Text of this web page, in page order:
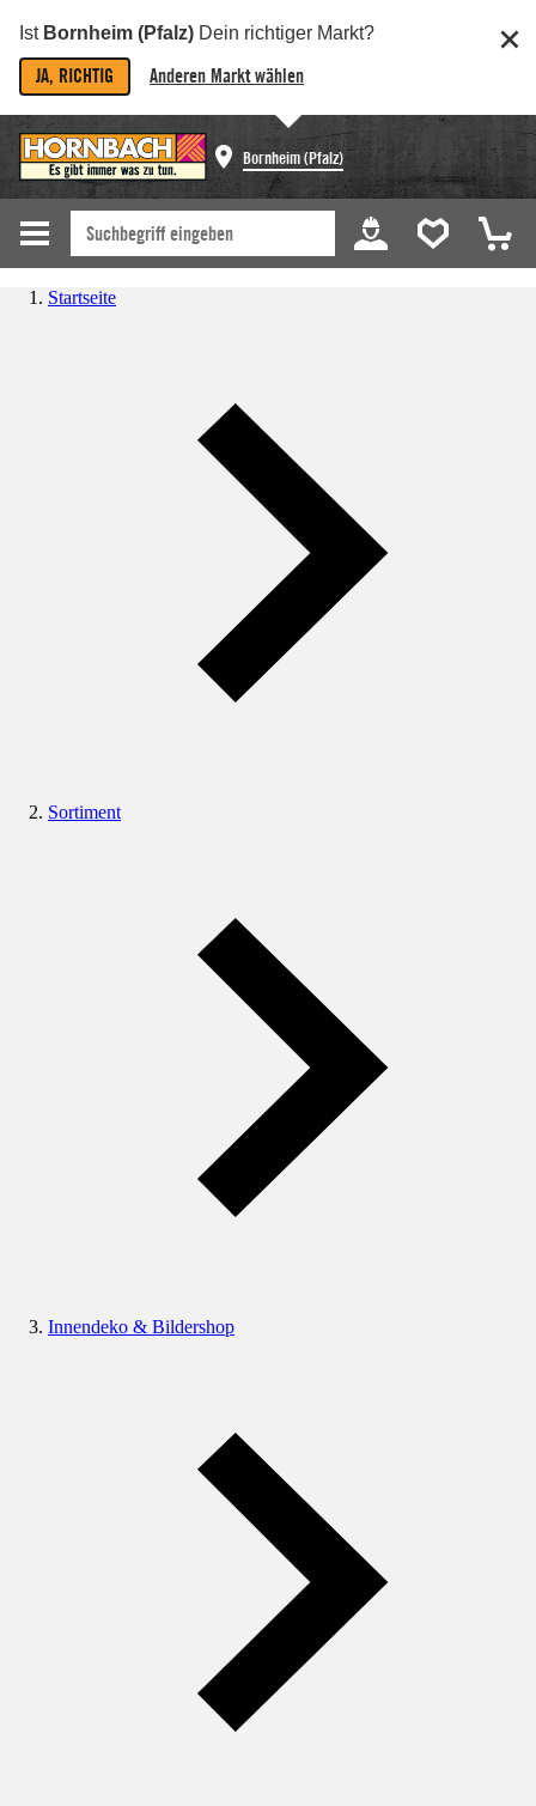
Ist Bornheim (Pfalz) Dein richtiger Markt?
JA, RICHTIG Anderen Markt wählen
Bornheim (Pfalz)
Startseite
Sortiment
Innendeko & Bildershop